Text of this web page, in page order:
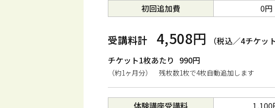
初回追加費
0円
受講料計 4,508円
（税込／4チケット
チケット1枚あたり 990円
（約1ヶ月分） 残枚数1枚で4枚自動追加します
体験講座受講料
1,100